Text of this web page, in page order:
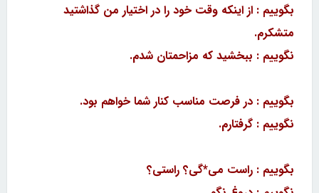
بگوییم : از اینکه وقت خود را در اختیار من گذاشتید
متشکرم.
نگوییم : ببخشید که مزاحمتان شدم.
بگوییم : در فرصت مناسب کنار شما خواهم بود.
نگوییم : گرفتارم.
بگوییم : راست می*گی؟ راستی؟